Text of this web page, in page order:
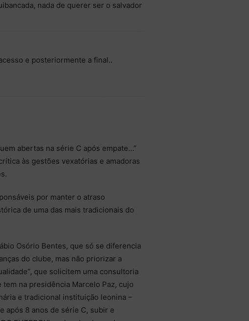
nada de querer ser o salvador
e posteriormente a final..
abertas na série C após empate…”
às gestões vexatórias e amadoras
por manter o atraso
de uma das mais tradicionais do
Osório Bentes, que só se diferencia
do clube, mas não priorizar a
que solicitem uma consultoria
na presidência Marcelo Paz, cujo
e tradicional instituição leonina –
após 8 anos de série C, subir e